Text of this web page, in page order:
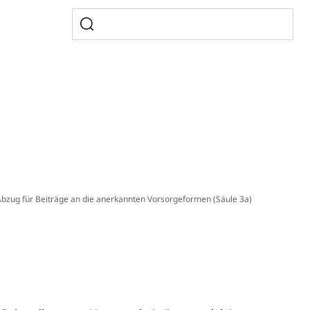
für Beiträge an die anerkannten Vorsorgeformen (Säule 3a)
Zivilstandsamt, Erben, Erbenliste
Betriebe, Alarmierung, Sirenentest